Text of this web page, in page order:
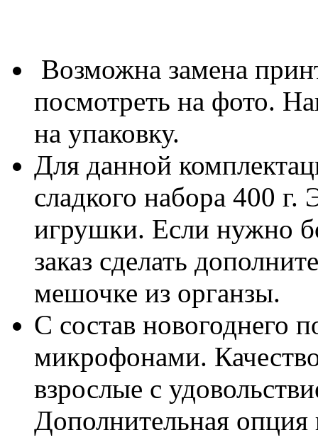
Возможна замена
посмотреть на фото.
на упаковку.
Для данной
сладкого набора 400 г.
игрушки. Если нужно
заказ сделать
мешочке из органзы.
С состав новогоднего
микрофонами.
взрослые с
Дополнительная опция